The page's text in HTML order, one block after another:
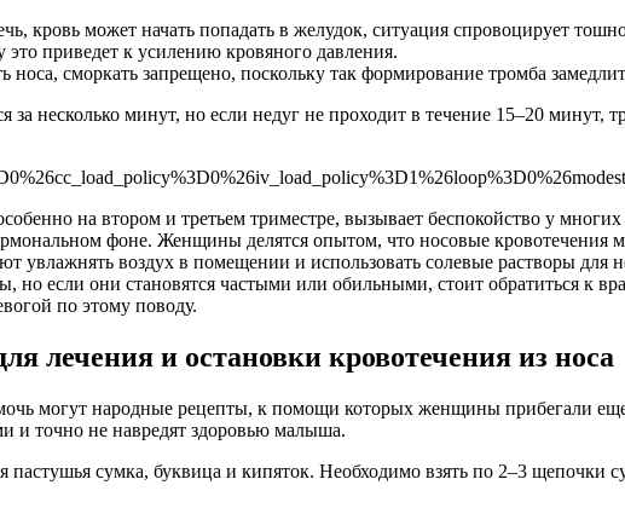
кровь может начать попадать в желудок, ситуация спровоцирует
это приведет к усилению кровяного давления.
сморкать запрещено, поскольку так формирование тромба
за несколько минут, но если недуг не проходит в течение 15–20 минут,
на втором и третьем триместре, вызывает беспокойство у
фоне. Женщины делятся опытом, что носовые кровотечения
увлажнять воздух в помещении и использовать солевые растворы для
но если они становятся частыми или обильными, стоит обратиться к
по этому поводу.
лечения и остановки кровотечения из носа
могут народные рецепты, к помощи которых женщины прибегали
и точно не навредят здоровью малыша.
пастушья сумка, буквица и кипяток. Необходимо взять по 2–3 щепочки